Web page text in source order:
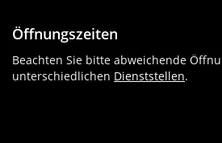
Öffnungszeiten
Beachten Sie bitte abweichende
unterschiedlichen Dienststellen.